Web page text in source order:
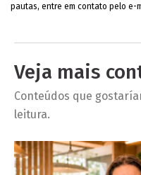
pautas, entre em contato pelo e-
Veja mais
Conteúdos que
leitura.